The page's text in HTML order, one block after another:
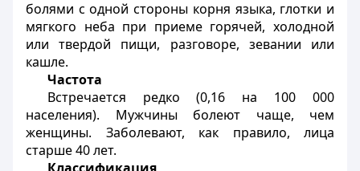
болями с одной стороны корня языка, глотки и
мягкого неба при приеме горячей, холодной
или твердой пищи, разговоре, зевании или
кашле.
Частота
Встречается редко (0,16 на 100 000
населения). Мужчины болеют чаще, чем
женщины. Заболевают, как правило, лица
старше 40 лет.